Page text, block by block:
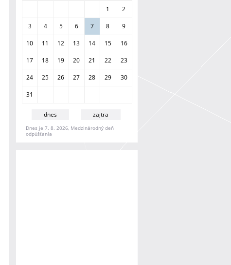
1 2
3 4 5 6 7 8 9
10 11 12 13 14 15 16
17 18 19 20 21 22 23
24 25 26 27 28 29 30
31
dnes zajtra
Dnes je 7. 8. 2026, Medzinárodný deň
odpúšťania